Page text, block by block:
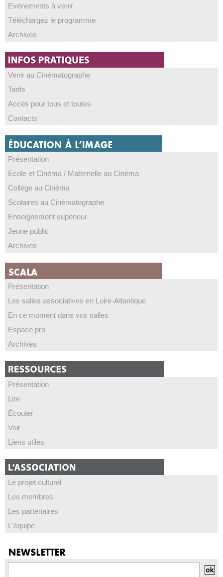
Evénements à venir
Téléchargez le programme
Archives
Venir au Cinématographe
Tarifs
Accès pour tous et toutes
Contacts
Présentation
Ecole et Cinéma / Maternelle au Cinéma
Collège au Cinéma
Scolaires au Cinématographe
Enseignement supérieur
Jeune public
Archives
Présentation
Les salles associatives en Loire-Atlantique
En ce moment dans vos salles
Espace pro
Archives
Présentation
Lire
Écouter
Voir
Liens utiles
Le projet culturel
Les membres
Les partenaires
L'équipe